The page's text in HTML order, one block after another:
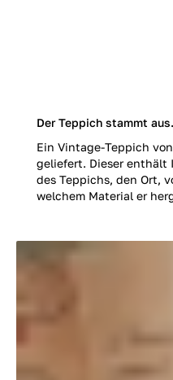
Der Teppich stammt
Ein Vintage-Teppich
geliefert. Dieser enthält
des Teppichs, den Ort,
welchem Material er